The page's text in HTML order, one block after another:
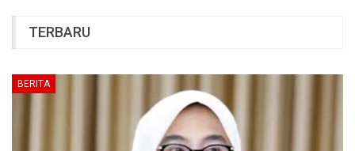
TERBARU
BERITA